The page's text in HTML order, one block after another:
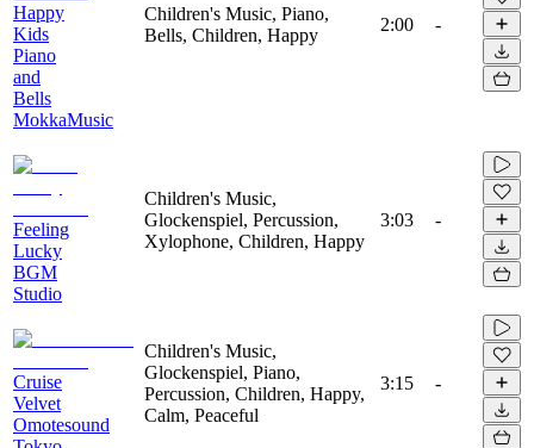
Happy
Kids
Piano
and
Bells
MokkaMusic
Children's Music, Piano,
Bells, Children, Happy
2:00 -
Feeling
Lucky
BGM
Studio
Children's Music,
Glockenspiel, Percussion,
Xylophone, Children, Happy
3:03 -
Cruise
Velvet
Omotesound
Children's Music,
Glockenspiel, Piano,
Percussion, Children, Happy,
Calm, Peaceful
3:15 -